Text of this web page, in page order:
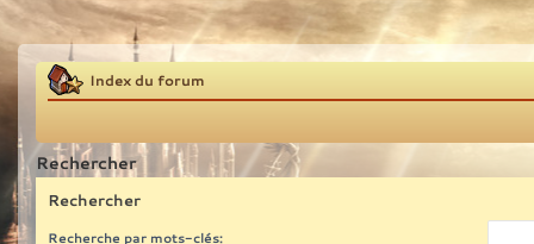
Index du forum
Rechercher
Rechercher
Recherche par mots-clés: